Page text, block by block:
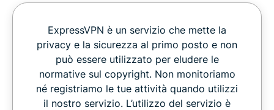
ExpressVPN è un servizio che mette la
privacy e la sicurezza al primo posto e non
può essere utilizzato per eludere le
normative sul copyright. Non monitoriamo
né registriamo le tue attività quando utilizzi
il nostro servizio. L’utilizzo del servizio è